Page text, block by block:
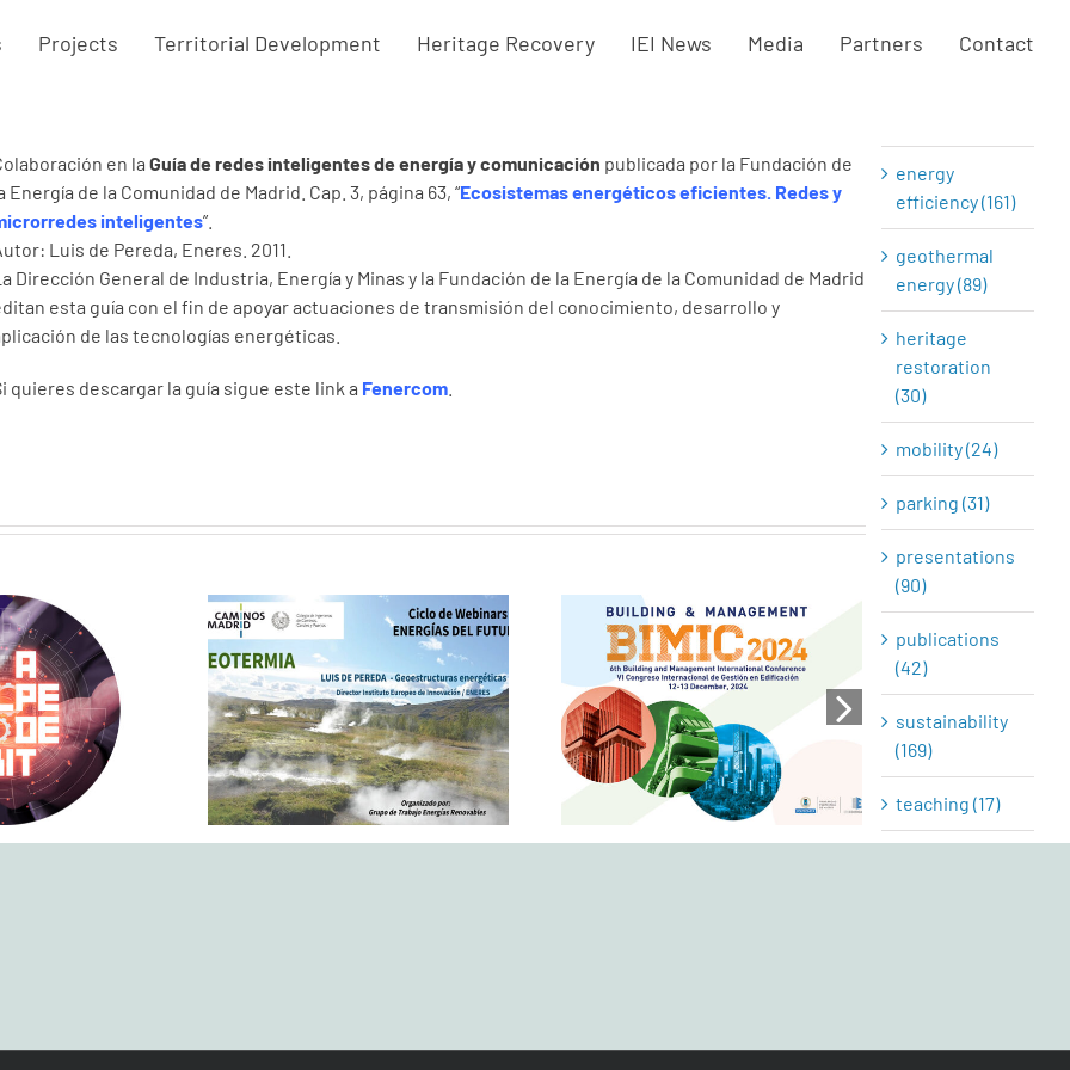
Projects Territorial Development Heritage Recovery IEI News Media Partners Contact
en laGuía de redes inteligentes de energía y comunicación publicada por la Fundación de
Energía de la Comunidad de Madrid. Cap. 3, página 63, “Ecosistemas energéticos eficientes. Redes y
inteligentes”.
Luis de Pereda, Eneres. 2011.
Dirección General de Industria, Energía y Minas y la Fundación de la Energía de la Comunidad de Madrid
esta guía con el fin de apoyar actuaciones de transmisión del conocimiento, desarrollo y
de las tecnologías energéticas.
quieres descargar la guía sigue este link a Fenercom
on RNE:
share
revolution
Exploring geothermal
energy in urban
infrastructure: IEI takes
part in the webinar
series ‘The Energy of
the Future’
The IEI, Eneres and the
redHes research group
at BIMIC 2024
Visitas
edificio
awards (9)
energy
efficiency (161)
geothermal
energy (89)
heritage
restoration
(30)
mobility (24)
parking (31)
presentations
(90)
publications
(42)
sustainability
(169)
teaching (17)